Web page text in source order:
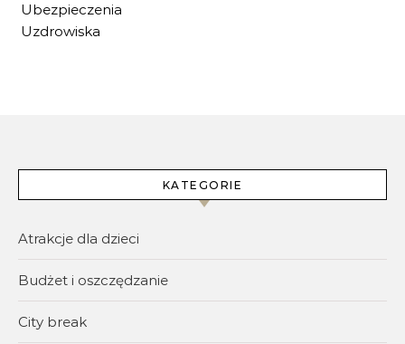
Ubezpieczenia
Uzdrowiska
KATEGORIE
Atrakcje dla dzieci
Budżet i oszczędzanie
City break